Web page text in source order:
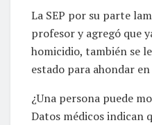
La SEP por su parte
profesor y agregó que
homicidio, también se
estado para ahondar
¿Una persona puede
Datos médicos indican